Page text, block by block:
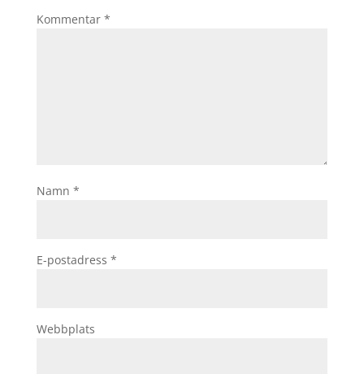
Kommentar *
Namn *
E-postadress *
Webbplats